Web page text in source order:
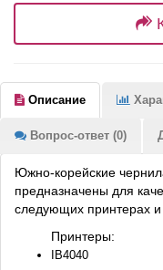
Описание
Вопрос-ответ (0)
Южно-корейские
предназначены для
следующих принтерах
Принтеры:
IB4040